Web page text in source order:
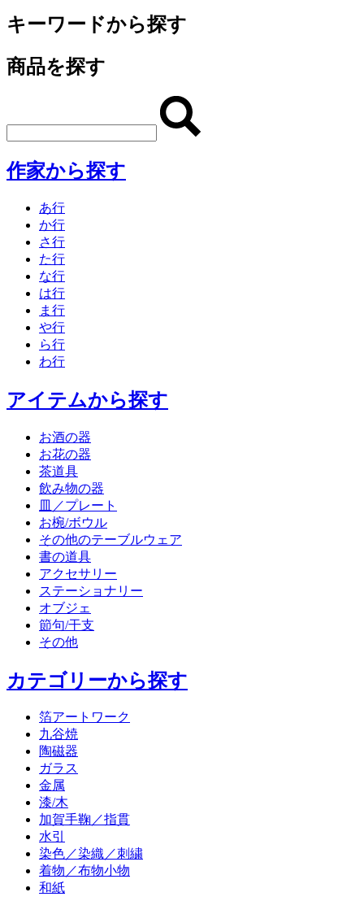
キーワードから探す
商品を探す
作家から探す
あ行
か行
さ行
た行
な行
は行
ま行
や行
ら行
わ行
アイテムから探す
お酒の器
お花の器
茶道具
飲み物の器
皿／プレート
お椀/ボウル
その他のテーブルウェア
書の道具
アクセサリー
ステーショナリー
オブジェ
節句/干支
その他
カテゴリーから探す
箔アートワーク
九谷焼
陶磁器
ガラス
金属
漆/木
加賀手鞠／指貫
水引
染色／染織／刺繍
着物／布物小物
和紙